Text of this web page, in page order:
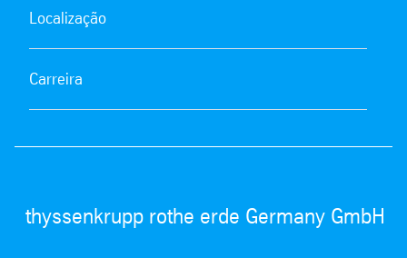
Localização
Carreira
thyssenkrupp rothe erde Germany GmbH